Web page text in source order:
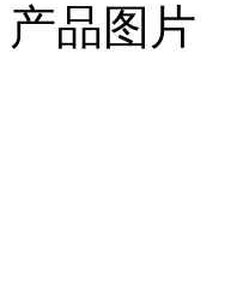
产品图片